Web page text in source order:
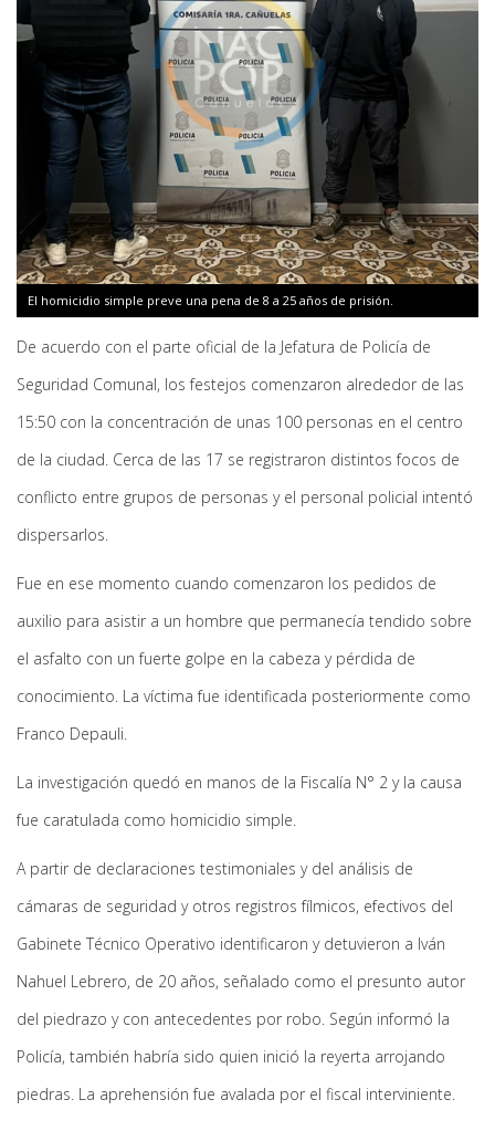
El homicidio simple preve una pena de 8 a 25 años de prisión.
De acuerdo con el parte oficial de la Jefatura de Policía de
Seguridad Comunal, los festejos comenzaron alrededor de las
15:50 con la concentración de unas 100 personas en el centro
de la ciudad. Cerca de las 17 se registraron distintos focos de
conflicto entre grupos de personas y el personal policial intentó
dispersarlos.
Fue en ese momento cuando comenzaron los pedidos de
auxilio para asistir a un hombre que permanecía tendido sobre
el asfalto con un fuerte golpe en la cabeza y pérdida de
conocimiento. La víctima fue identificada posteriormente como
Franco Depauli.
La investigación quedó en manos de la Fiscalía N° 2 y la causa
fue caratulada como homicidio simple.
A partir de declaraciones testimoniales y del análisis de
cámaras de seguridad y otros registros fílmicos, efectivos del
Gabinete Técnico Operativo identificaron y detuvieron a Iván
Nahuel Lebrero, de 20 años, señalado como el presunto autor
del piedrazo y con antecedentes por robo. Según informó la
Policía, también habría sido quien inició la reyerta arrojando
piedras. La aprehensión fue avalada por el fiscal interviniente.